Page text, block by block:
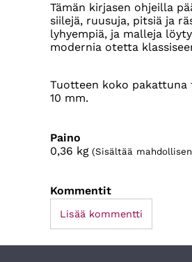
Tämän kirjasen ohjeilla
siilejä, ruusuja, pitsiä ja
lyhyempiä, ja malleja
modernia otetta
Tuotteen koko pakattuna
10 mm.
Paino
0,36 kg (Sisältää
Kommentit
Lisää kommentti